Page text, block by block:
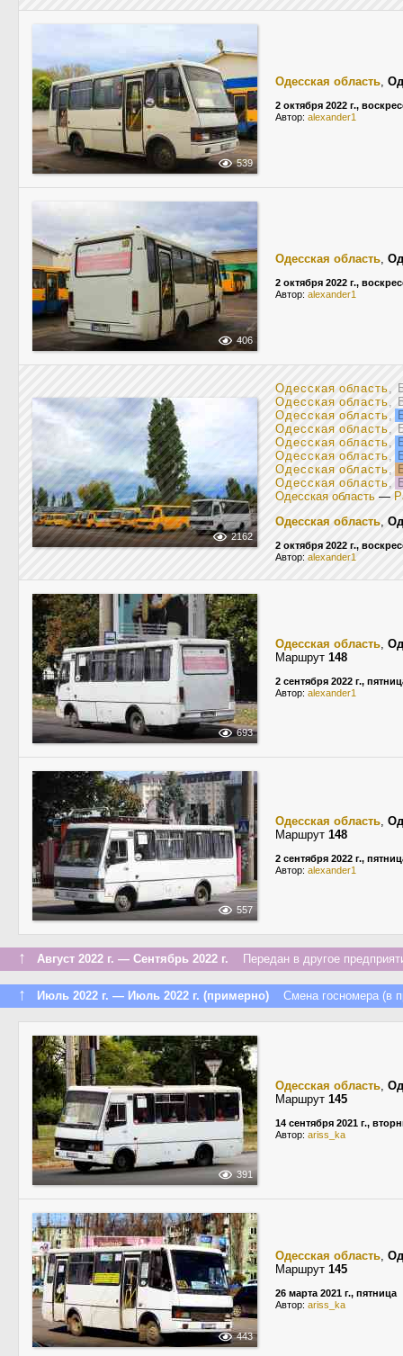
539
Одесская область,
2 октября 2022 г.,
Автор: alexander1
406
Одесская область,
2 октября 2022 г.,
Автор: alexander1
2162
Одесская область,
Одесская область,
Одесская область,
Одесская область,
Одесская область,
Одесская область,
Одесская область,
Одесская область,
Одесская область —
Одесская область,
2 октября 2022 г.,
Автор: alexander1
693
Одесская область,
Маршрут 148
2 сентября 2022 г.,
Автор: alexander1
557
Одесская область,
Маршрут 148
2 сентября 2022 г.,
Автор: alexander1
↑ Август 2022 г. — Сентябрь 2022 г. Передан в другое
↑ Июль 2022 г. — Июль 2022 г. (примерно) Смена госномера (в
391
Одесская область,
Маршрут 145
14 сентября 2021 г.,
Автор: ariss_ka
443
Одесская область,
Маршрут 145
26 марта 2021 г., пятница
Автор: ariss_ka